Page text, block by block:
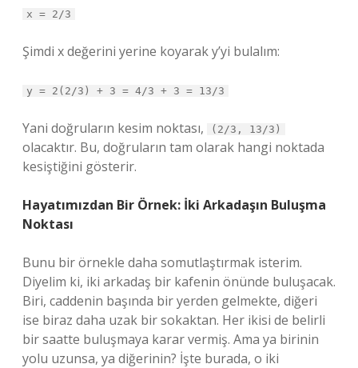
x = 2/3
Şimdi x değerini yerine koyarak y’yi bulalım:
y = 2(2/3) + 3 = 4/3 + 3 = 13/3
Yani doğruların kesim noktası, (2/3, 13/3)
olacaktır. Bu, doğruların tam olarak hangi noktada
kesiştiğini gösterir.
Hayatımızdan Bir Örnek: İki Arkadaşın Buluşma
Noktası
Bunu bir örnekle daha somutlaştırmak isterim.
Diyelim ki, iki arkadaş bir kafenin önünde buluşacak.
Biri, caddenin başında bir yerden gelmekte, diğeri
ise biraz daha uzak bir sokaktan. Her ikisi de belirli
bir saatte buluşmaya karar vermiş. Ama ya birinin
yolu uzunsa, ya diğerinin? İşte burada, o iki